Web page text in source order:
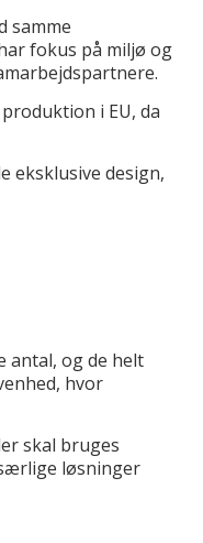
samme
fokus på miljø og
i EU, da
eksklusive design,
antal, og de helt
hvor
skal bruges
løsninger